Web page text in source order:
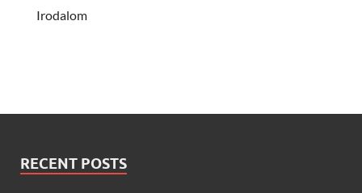
Irodalom
RECENT POSTS